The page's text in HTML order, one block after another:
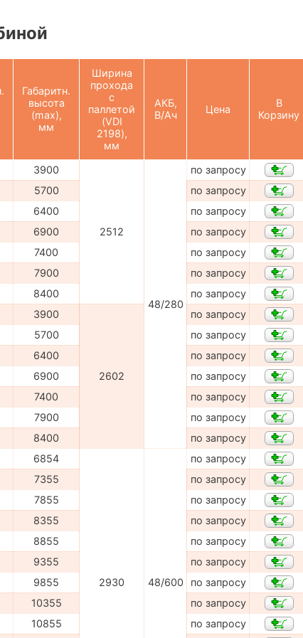
Габаритн.
высота
(max),
мм
Ширина
прохода
с
паллетой
(VDI
2198),
мм
АКБ,
В/Ач
Цена
В
Корзину
3900
2512
48/280
по запросу
5700
по запросу
6400
по запросу
6900
по запросу
7400
по запросу
7900
по запросу
8400
по запросу
3900
2602
по запросу
5700
по запросу
6400
по запросу
6900
по запросу
7400
по запросу
7900
по запросу
8400
по запросу
6854
2930 48/600
по запросу
7355
по запросу
7855
по запросу
8355
по запросу
8855
по запросу
9355
по запросу
9855
по запросу
10355
по запросу
10855
по запросу